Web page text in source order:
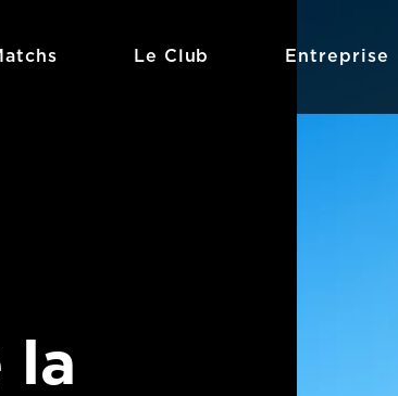
Le Club Entreprise
la